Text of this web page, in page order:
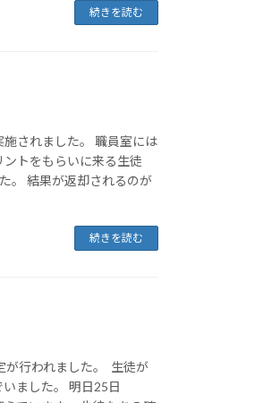
続きを読む
されました。 職員室には
トをもらいに来る生徒
。 結果が返却されるのが
続きを読む
が行われました。 生徒が
ました。 明日25日